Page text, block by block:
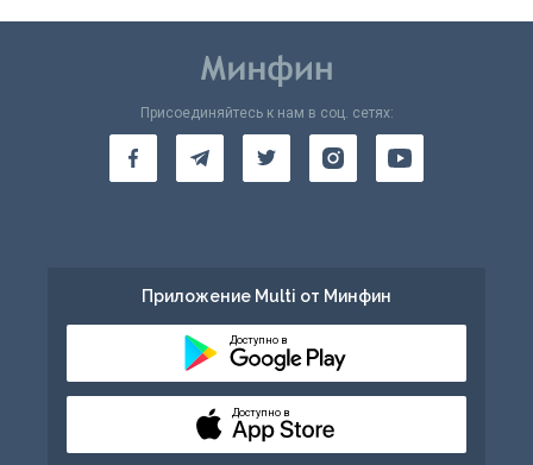
Присоединяйтесь к нам в соц. сетях:
Приложение Multi от Минфин
Доступно в
Доступно в